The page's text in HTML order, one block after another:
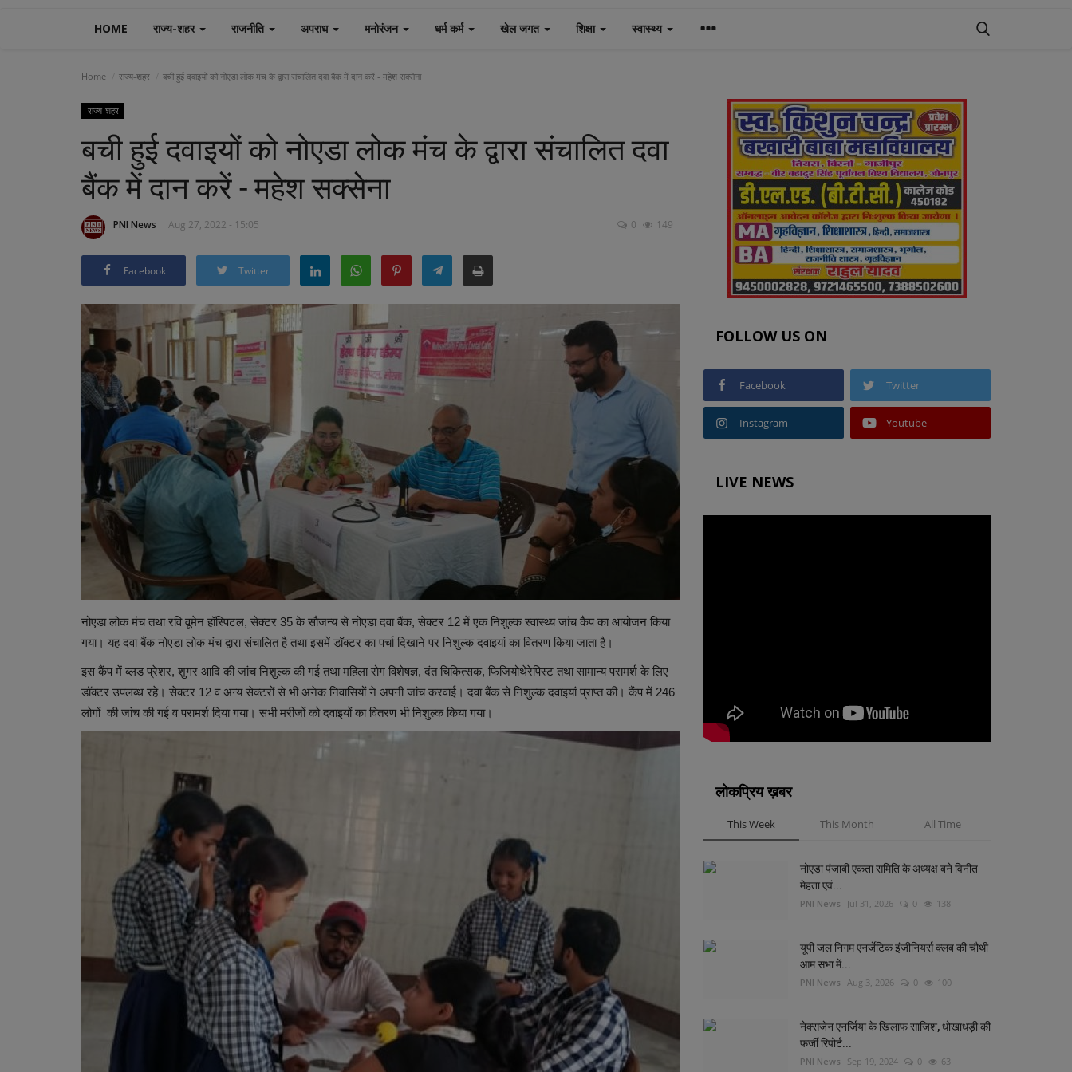
HOME राज्य-शहर राजनीति अपराध मनोरंजन धर्म कर्म खेल जगत शिक्षा स्वास्थ्य
Home राज्य-शहर बची हुई दवाइयों को नोएडा लोक मंच के द्वारा संचालित दवा बैंक में दान करें - महेश सक्सेना
राज्य-शहर
बची हुई दवाइयों को नोएडा लोक मंच के द्वारा संचालित दवा
बैंक में दान करें - महेश सक्सेना
PNI News Aug 27, 2022 - 15:05 0 149
Facebook Twitter
नोएडा लोक मंच तथा रवि वूमेन हॉस्पिटल, सेक्टर 35 के सौजन्य से नोएडा दवा बैंक, सेक्टर 12 में एक निशुल्क स्वास्थ्य जांच कैंप का आयोजन किया
गया। यह दवा बैंक नोएडा लोक मंच द्वारा संचालित है तथा इसमें डॉक्टर का पर्चा दिखाने पर निशुल्क दवाइयां का वितरण किया जाता है।
इस कैंप में ब्लड प्रेशर, शुगर आदि की जांच निशुल्क की गई तथा महिला रोग विशेषज्ञ, दंत चिकित्सक, फिजियोथेरेपिस्ट तथा सामान्य परामर्श के लिए
डॉक्टर उपलब्ध रहे। सेक्टर 12 व अन्य सेक्टरों से भी अनेक निवासियों ने अपनी जांच करवाई। दवा बैंक से निशुल्क दवाइयां प्राप्त की। कैंप में 246
लोगों की जांच की गई व परामर्श दिया गया। सभी मरीजों को दवाइयों का वितरण भी निशुल्क किया गया।
FOLLOW US ON
Facebook Twitter
Instagram Youtube
LIVE NEWS
लोकप्रिय ख़बर
This Week This Month All Time
नोएडा पंजाबी एकता समिति के अध्यक्ष बने विनीत
मेहता एवं...
PNI News Jul 31, 2026 0 138
यूपी जल निगम एनर्जेटिक इंजीनियर्स क्लब की चौथी
आम सभा में...
PNI News Aug 3, 2026 0 100
नेक्सजेन एनर्जिया के खिलाफ साजिश, धोखाधड़ी की
फर्जी रिपोर्ट...
PNI News Sep 19, 2024 0 63